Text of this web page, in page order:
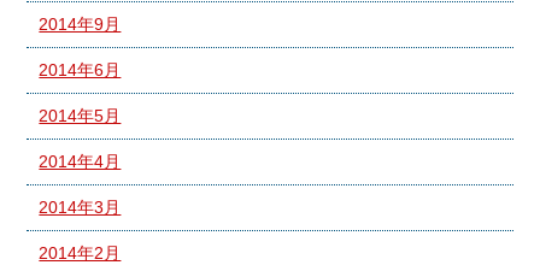
2014年9月
2014年6月
2014年5月
2014年4月
2014年3月
2014年2月